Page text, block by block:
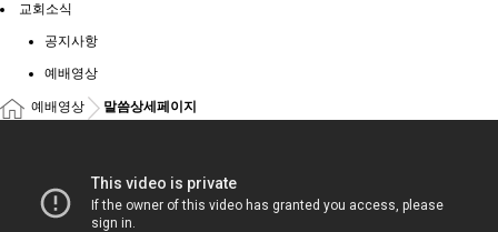
교회소식
공지사항
예배영상
예배영상 말씀상세페이지